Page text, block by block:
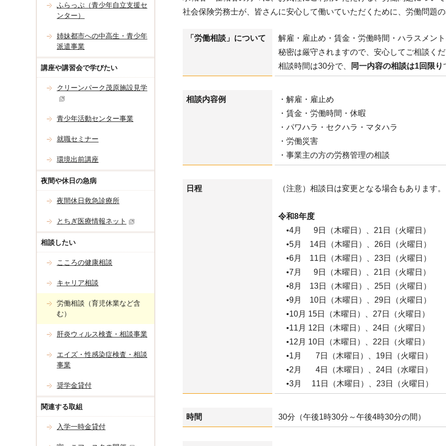
社会保険労務士が、皆さんに安心して働いていただくために、労働問題
「労働相談」について
解雇・雇止め・賃金・労働時間・ハラスメン
秘密は厳守されますので、安心してご相談く
相談時間は30分で、
同一内容の相談は1回限り
相談内容例
・解雇・雇止め
・賃金・労働時間・休暇
・パワハラ・セクハラ・マタハラ
・労働災害
・事業主の方の労務管理の相談
日程 （注意）相談日は変更となる場合もあります
令和8年度
•4月 9日（木曜日）、21日（火曜日）
•5月 14日（木曜日）、26日（火曜日）
•6月 11日（木曜日）、23日（火曜日）
•7月 9日（木曜日）、21日（火曜日）
•8月 13日（木曜日）、25日（火曜日）
•9月 10日（木曜日）、29日（火曜日）
•10月 15日（木曜日）、27日（火曜日）
•11月 12日（木曜日）、24日（火曜日）
•12月 10日（木曜日）、22日（火曜日）
•1月 7日（木曜日）、19日（火曜日）
•2月 4日（木曜日）、24日（水曜日）
•3月 11日（木曜日）、23日（火曜日）
時間 30分（午後1時30分～午後4時30分の間）
ふらっぷ（青少年自立支援セ
ンター）
姉妹都市への中高生・青少年
派遣事業
講座や講習会で学びたい
クリーンパーク茂原施設見学
青少年活動センター事業
就職セミナー
環境出前講座
夜間や休日の急病
夜間休日救急診療所
とちぎ医療情報ネット
相談したい
こころの健康相談
キャリア相談
労働相談（育児休業など含
む）
肝炎ウィルス検査・相談事業
エイズ・性感染症検査・相談
事業
奨学金貸付
関連する取組
入学一時金貸付